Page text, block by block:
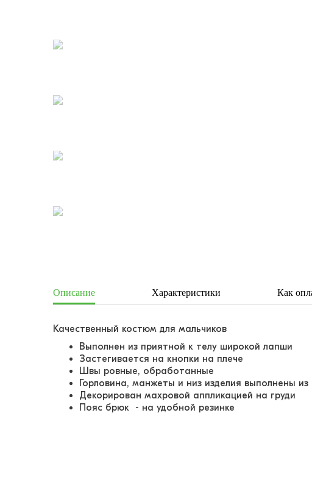
Описание Характеристики Как
Качественный костюм для мальчиков
Выполнен из приятной к телу широкой лапши
Застегивается на кнопки на плече
Швы ровные, обработанные
Горловина, манжеты и низ изделия выполнены
Декорирован махровой аппликацией на груди
Пояс брюк - на удобной резинке